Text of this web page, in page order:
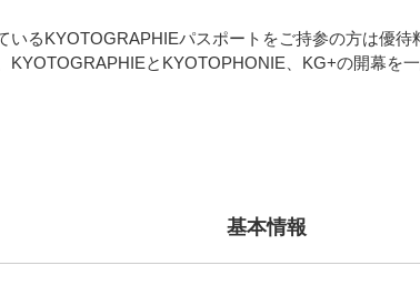
るKYOTOGRAPHIEパスポートをご持参の方は優待
KYOTOGRAPHIEとKYOTOPHONIE、KG+の開幕を
基本情報